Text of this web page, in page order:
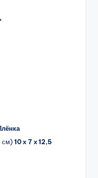
см) 10 х 7 х 12,5